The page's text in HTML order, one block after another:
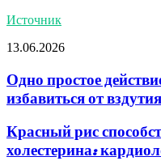
Источник
13.06.2026
Одно простое
избавиться от
Красный рис
холестерина: